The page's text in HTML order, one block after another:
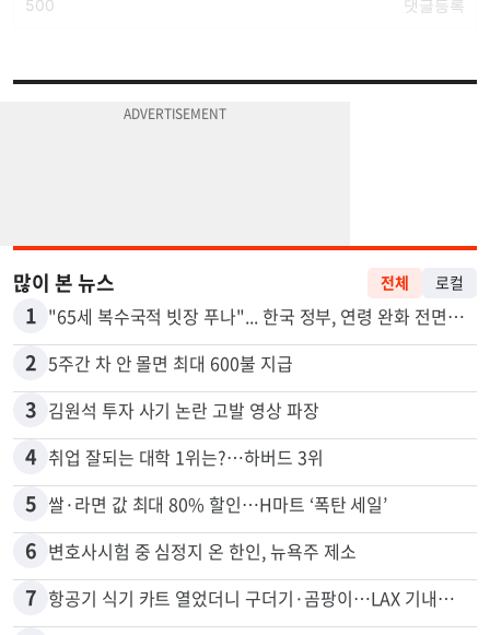
많이 본 뉴스
1
2 5주간 차 안 몰면 최대 600불 지급
3 김원석 투자 사기 논란 고발 영상 파장
4 취업 잘되는 대학 1위는?…하버드 3위
5 쌀·라면 값 최대 80% 할인…H마트 ‘폭탄 세일’
6 변호사시험 중 심정지 온 한인, 뉴욕주 제소